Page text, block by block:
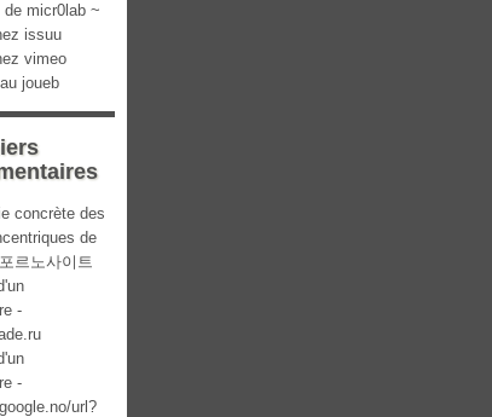
micr0lab ~
issuu
vimeo
joueb
concrète des
de
르노사이트
-
-
url?